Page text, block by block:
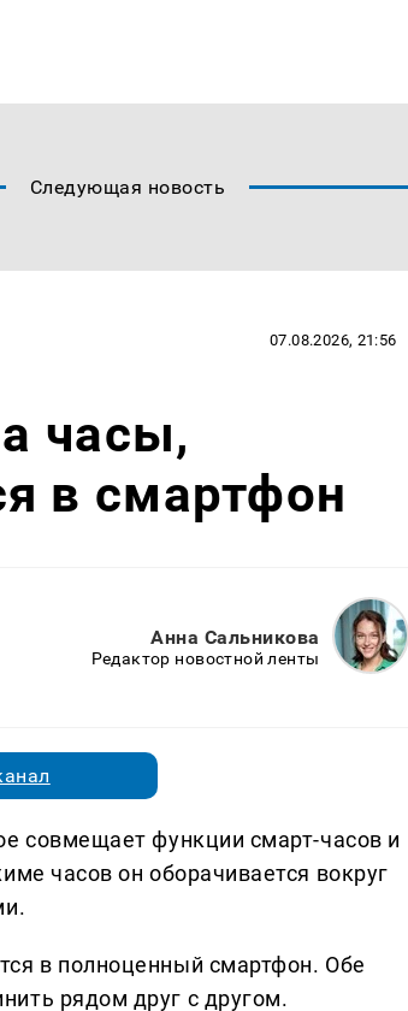
Следующая новость
07.08.2026, 21:56
часы,
в смартфон
Анна Сальникова
Редактор новостной ленты
совмещает функции смарт-часов и
часов он оборачивается вокруг
в полноценный смартфон. Обе
рядом друг с другом.